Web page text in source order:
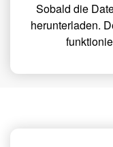
Sobald die
herunterladen.